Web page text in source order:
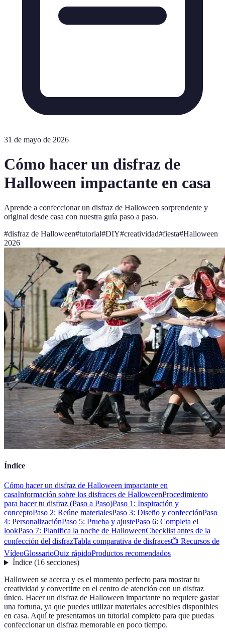
31 de mayo de 2026
Cómo hacer un disfraz de
Halloween impactante en casa
Aprende a confeccionar un disfraz de Halloween sorprendente y
original desde casa con nuestra guía paso a paso.
#disfraz de Halloween#tutorial#DIY#creatividad#fiesta#Halloween
2026
Índice
Cómo hacer un disfraz de Halloween impactante en
casaInformación sobre los disfraces de HalloweenProcedimiento
para hacer tu disfraz (Paso a Paso)Paso 1: Inspiración y
conceptoPaso 2: Reúne materialesPaso 3: Diseño y confecciónPaso
4: PersonalizaciónPaso 5: Prueba y ajustePaso 6: Completa el
lookPaso 7: Planifica la noche de HalloweenChecklist antes de la
confección del disfrazTabla comparativa de disfraces📺 Recursos de
VídeoGlossarioQuiz rápidoProductos recomendados
Índice(16 secciones)
Halloween se acerca y es el momento perfecto para mostrar tu
creatividad y convertirte en el centro de atención con un disfraz
único. Hacer un disfraz de Halloween impactante no requiere gastar
una fortuna, ya que puedes utilizar materiales accesibles disponibles
en casa. Aquí te presentamos un tutorial completo para que puedas
confeccionar un disfraz memorable en poco tiempo.